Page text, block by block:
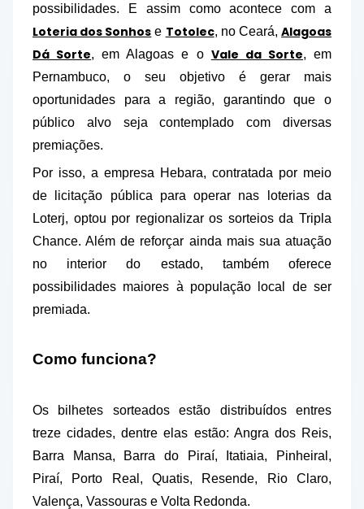
possibilidades. E assim como acontece com a
Loteria dos Sonhos e Totolec, no Ceará,Alagoas
Dá Sorte, em Alagoas e o Vale da Sorte, em
Pernambuco, o seu objetivo é gerar mais
oportunidades para a região, garantindo que o
público alvo seja contemplado com diversas
premiações.
Por isso, a empresa Hebara, contratada por meio
de licitação pública para operar nas loterias da
Loterj, optou por regionalizar os sorteios da Tripla
Chance. Além de reforçar ainda mais sua atuação
no interior do estado, também oferece
possibilidades maiores à população local de ser
premiada.
Como funciona?
Os bilhetes sorteados estão distribuídos entres
treze cidades, dentre elas estão: Angra dos Reis,
Barra Mansa, Barra do Piraí, Itatiaia, Pinheiral,
Piraí, Porto Real, Quatis, Resende, Rio Claro,
Valença, Vassouras e Volta Redonda.